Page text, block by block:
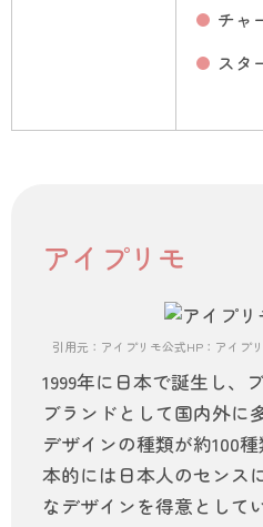
チャ
スタ
アイプリモ
引用元：アイプリモ公式HP：アイ
1999年に日本で誕生し、
ブランドとして国内外に
デザインの種類が約100
本的には日本人のセンス
なデザインを得意として